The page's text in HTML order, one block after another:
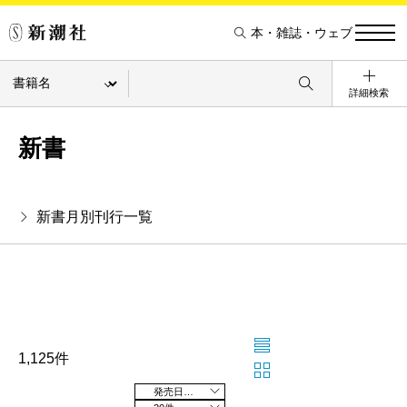
本・雑誌・ウェブ
詳細検索
新書
新書月別刊行一覧
1,125件